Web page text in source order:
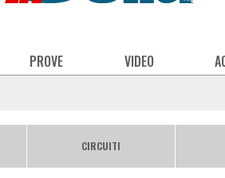
PROVE VIDEO
CIRCUITI